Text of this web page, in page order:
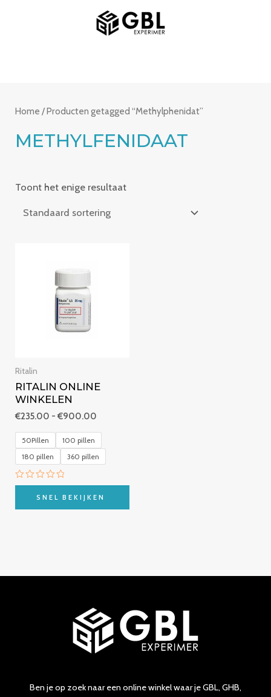
HOOFDMENU
Home / Producten getagged “Methylphenidat”
METHYLFENIDAAT
Toont het enige resultaat
Ritalin
RITALIN ONLINE
WINKELEN
€235.00 - €900.00
50Pillen
100 pillen
180 pillen
360 pillen
Beoordeeld
van
SNEL BEKIJKEN
Ben je op zoek naar een online winkel waar je GBL, GHB,